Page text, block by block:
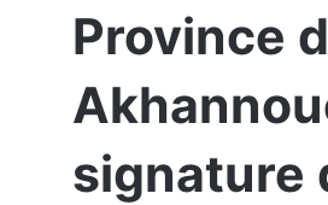
Province
signature